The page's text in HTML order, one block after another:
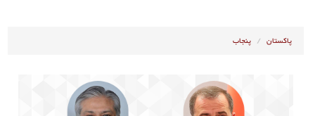
پاکستان پنجاب